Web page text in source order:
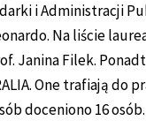
i Administracji
Na liście
Janina Filek.
One trafiają do
doceniono 16 osób.